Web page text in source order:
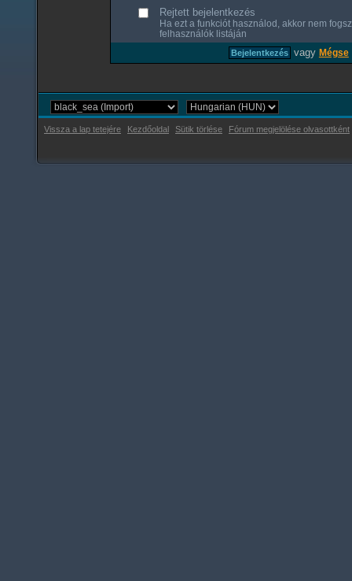
Rejtett bejelentkezés
Ha ezt a funkciót használod, akkor nem
felhasználók listáján
vagy Mégse
Vissza a lap tetejére Kezdőoldal Sütik törlése Fórum megjelölése olvasottként